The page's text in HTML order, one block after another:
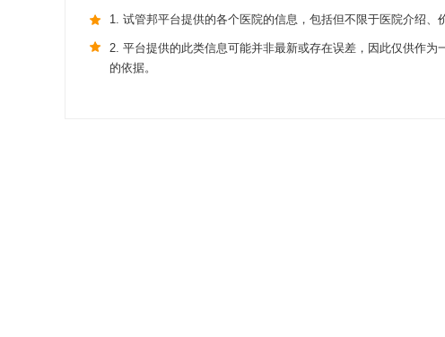
1. 试管邦平台提供的各个医院的信息，包括但不限于医院介绍、
2. 平台提供的此类信息可能并非最新或存在误差，因此仅供作
的依据。